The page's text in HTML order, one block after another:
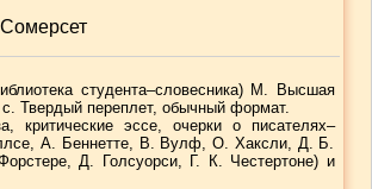
студента–словесника) М. Высшая
с. Твердый переплет, обычный формат.
критические эссе, очерки о писателях–
А. Беннетте, В. Вулф, О. Хаксли, Д. Б.
Д. Голсуорси, Г. К. Честертоне) и